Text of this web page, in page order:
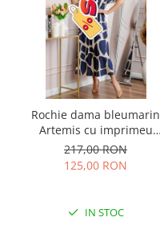
Rochie dama bleumarin
Artemis cu imprimeu
abstract si cordon in talie
217,00 RON
125,00 RON
IN STOC